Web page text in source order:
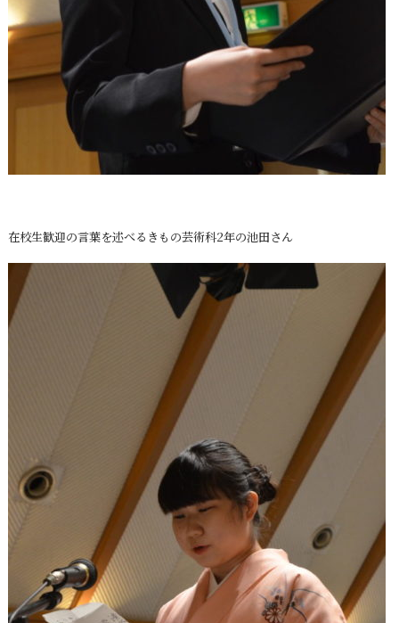
在校生歓迎の言葉を述べるきもの芸術科2年の池田さん